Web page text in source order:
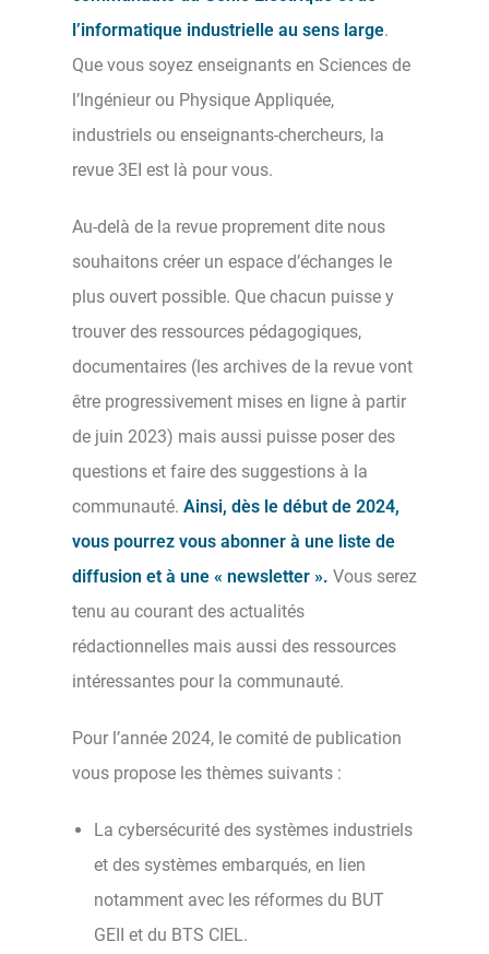
l’informatique industrielle au sens large.
Que vous soyez enseignants en Sciences de
l’Ingénieur ou Physique Appliquée,
industriels ou enseignants-chercheurs, la
revue 3EI est là pour vous.
Au-delà de la revue proprement dite nous
souhaitons créer un espace d’échanges le
plus ouvert possible. Que chacun puisse y
trouver des ressources pédagogiques,
documentaires (les archives de la revue vont
être progressivement mises en ligne à partir
de juin 2023) mais aussi puisse poser des
questions et faire des suggestions à la
communauté. Ainsi, dès le début de 2024,
vous pourrez vous abonner à une liste de
diffusion et à une « newsletter ». Vous serez
tenu au courant des actualités
rédactionnelles mais aussi des ressources
intéressantes pour la communauté.
Pour l’année 2024, le comité de publication
vous propose les thèmes suivants :
La cybersécurité des systèmes industriels
et des systèmes embarqués, en lien
notamment avec les réformes du BUT
GEII et du BTS CIEL.